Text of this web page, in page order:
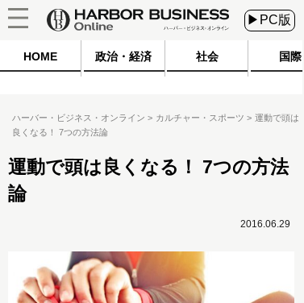
▶PC版
HOME 政治・経済 社会 国際
ハーバー・ビジネス・オンライン カルチャー・スポーツ
運動で頭は
良くなる！ 7つの方法論
運動で頭は良くなる！ 7つの方法
論
2016.06.29